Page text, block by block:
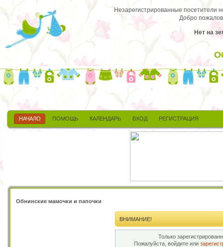
Незарегистрированные посетители
Добро
Нет на
НАЧАЛО ПОМОЩЬ КАЛЕНДАРЬ ВХОД РЕГИСТРАЦИЯ
Обнинские мамочки и папочки
ВНИМАНИЕ!
Только
Пожалуйста, войдите или